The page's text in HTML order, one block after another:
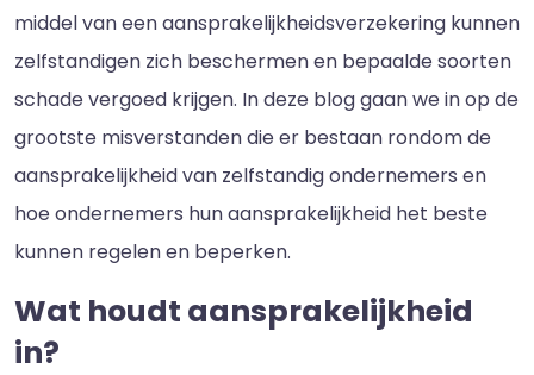
middel van een aansprakelijkheidsverzekering kunnen
zelfstandigen zich beschermen en bepaalde soorten
schade vergoed krijgen. In deze blog gaan we in op de
grootste misverstanden die er bestaan rondom de
aansprakelijkheid van zelfstandig ondernemers en
hoe ondernemers hun aansprakelijkheid het beste
kunnen regelen en beperken.
Wat houdt aansprakelijkheid
in?